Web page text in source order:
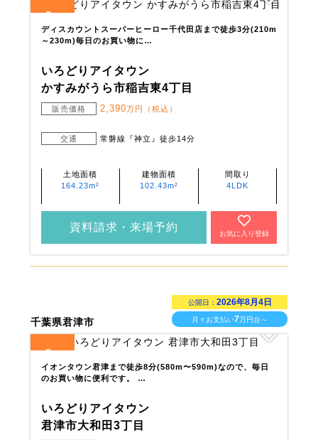
2
ディスカウントスーパーヒーロー千代田店まで徒歩3分(210m
～230m)毎日のお買い物に…
いろどりアイタウン
かすみがうら市稲吉東4丁目
販売価格 2,390万円（税込）
交通 常磐線『神立』徒歩14分
土地面積
164.23m²
建物面積
102.43m²
間取り
4LDK
資料請求・来場予約
お気に入り登録
千葉県君津市
公開日： 2026年8月4日
月々お支払い7万円台～
2
イオンタウン君津まで徒歩8分(580m〜590m)なので、毎日
のお買い物に便利です。 …
いろどりアイタウン
君津市大和田3丁目